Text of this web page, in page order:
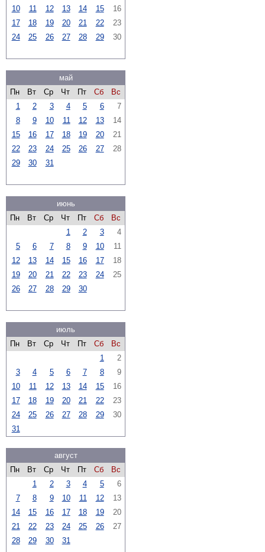
10 11 12 13 14 15
16
17
18 19 20 21 22
23
24
25 26 27 28 29 30
май
Пн
Вт Ср Чт Пт Сб
Вс
1
2 3 4 5 6
7
8
9 10 11 12 13
14
15
16 17 18 19 20
21
22
23 24 25 26 27
28
29
30 31
июнь
Пн
Вт Ср Чт Пт Сб
Вс
1
2 3
4
5
6 7 8 9 10
11
12
13 14 15 16 17
18
19
20 21 22 23 24
25
26
27 28 29 30
июль
Пн
Вт Ср Чт Пт Сб
Вс
1
2
3
4 5 6 7 8
9
10
11 12 13 14 15
16
17
18 19 20 21 22
23
24
25 26 27 28 29
30
31
август
Пн
Вт Ср Чт Пт Сб
Вс
1
2 3 4 5
6
7
8 9 10 11 12
13
14
15 16 17 18 19
20
21
22 23 24 25 26
27
28
29 30 31